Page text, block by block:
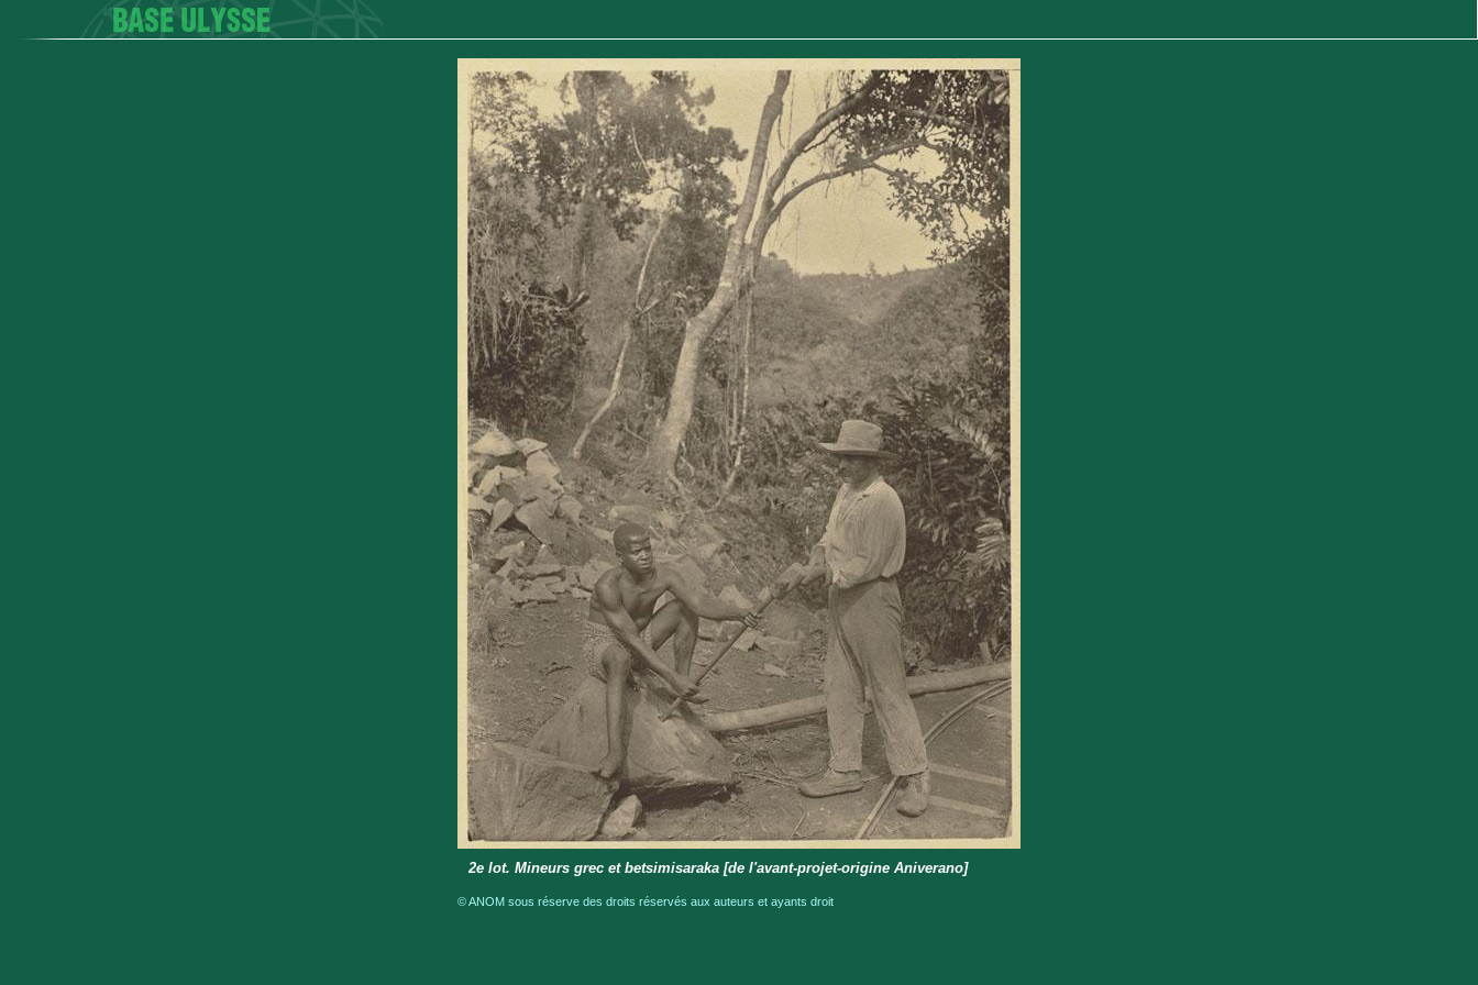
2e lot. Mineurs grec et betsimisaraka [de l'avant-projet-origine Aniverano]
© ANOM sous réserve des droits réservés aux auteurs et ayants droit